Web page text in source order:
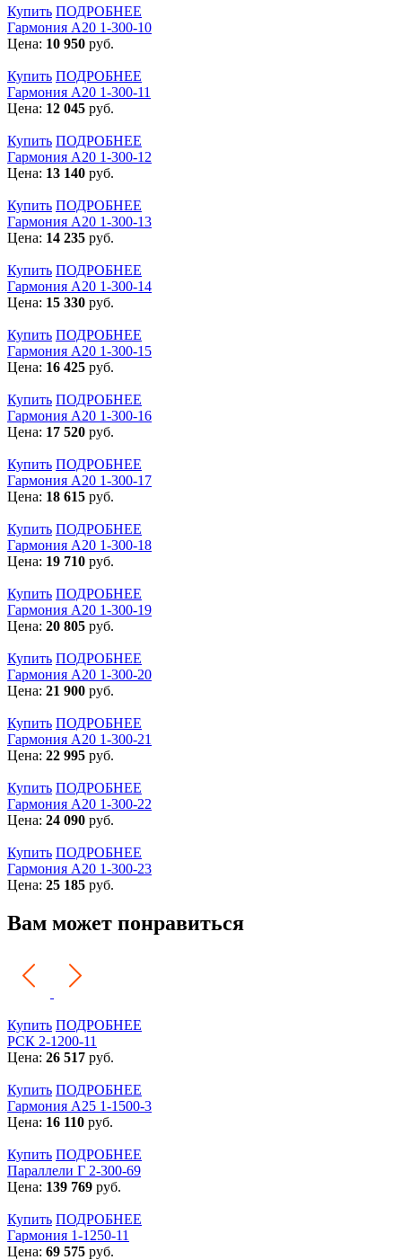
Купить ПОДРОБНЕЕ
Гармония А20 1-300-10
Цена: 10 950 руб.
Купить ПОДРОБНЕЕ
Гармония А20 1-300-11
Цена: 12 045 руб.
Купить ПОДРОБНЕЕ
Гармония А20 1-300-12
Цена: 13 140 руб.
Купить ПОДРОБНЕЕ
Гармония А20 1-300-13
Цена: 14 235 руб.
Купить ПОДРОБНЕЕ
Гармония А20 1-300-14
Цена: 15 330 руб.
Купить ПОДРОБНЕЕ
Гармония А20 1-300-15
Цена: 16 425 руб.
Купить ПОДРОБНЕЕ
Гармония А20 1-300-16
Цена: 17 520 руб.
Купить ПОДРОБНЕЕ
Гармония А20 1-300-17
Цена: 18 615 руб.
Купить ПОДРОБНЕЕ
Гармония А20 1-300-18
Цена: 19 710 руб.
Купить ПОДРОБНЕЕ
Гармония А20 1-300-19
Цена: 20 805 руб.
Купить ПОДРОБНЕЕ
Гармония А20 1-300-20
Цена: 21 900 руб.
Купить ПОДРОБНЕЕ
Гармония А20 1-300-21
Цена: 22 995 руб.
Купить ПОДРОБНЕЕ
Гармония А20 1-300-22
Цена: 24 090 руб.
Купить ПОДРОБНЕЕ
Гармония А20 1-300-23
Цена: 25 185 руб.
Вам может понравиться
Купить ПОДРОБНЕЕ
РСК 2-1200-11
Цена: 26 517 руб.
Купить ПОДРОБНЕЕ
Гармония А25 1-1500-3
Цена: 16 110 руб.
Купить ПОДРОБНЕЕ
Параллели Г 2-300-69
Цена: 139 769 руб.
Купить ПОДРОБНЕЕ
Гармония 1-1250-11
Цена: 69 575 руб.